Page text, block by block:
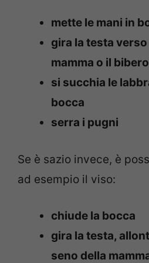
mette le mani in
gira la testa
mamma o il
si succhia le
bocca
serra i pugni
Se è sazio invece, è
ad esempio il viso:
chiude la bocca
gira la testa,
seno della